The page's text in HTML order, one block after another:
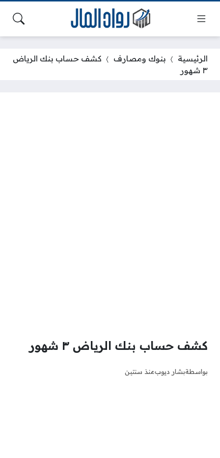
الرئيسية بنوك ومصارف
كشف حساب بنك الرياض
٣ شهور
كشف حساب بنك الرياض ٣ شهور
بواسطةبشار ديوبمنذ سنتين